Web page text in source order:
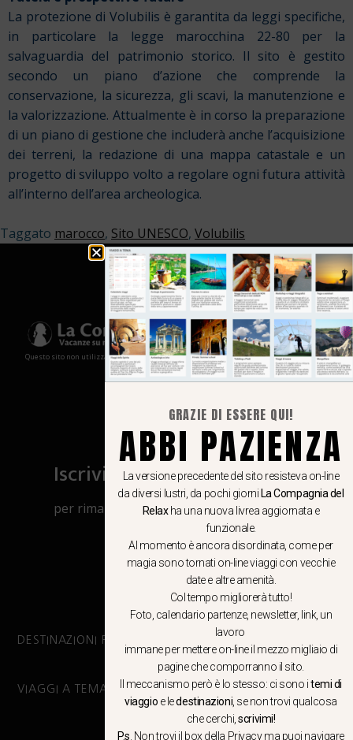
La protezione di Volubilis è garantita da leggi specifiche,
in particolare la legge marocchina 22-80 per la
salvaguardia del patrimonio storico. Il sito è gestito
secondo un piano d’azione che comprende la
conservazione, la sicurezza, gli scavi, la manutenzione e
la valorizzazione. Attualmente è in corso la preparazione
di un piano di gestione che includerà anche l’acquisizione
dei terreni, la redazione di una mappa catastale e un
progetto di sviluppo volto a regolare ogni futura attività
all’interno dell’area archeologica.
Taggato marocco, Sito UNESCO, Volubilis
Questo sito non utilizza cookies e non memorizza in alcun modo le tue informazioni
Iscriviti al canale Whatsapp
per rimanere aggiornato su viaggi, eventi
CLICCA QUI
DESTINAZIONI PRINCIPALI
VIAGGI A TEMA
GRAZIE DI ESSERE QUI!
ABBI PAZIENZA
La versione precedente del sito resisteva on-line
da diversi lustri, da pochi giorni La Compagnia del
Relaxha una nuova livrea aggiornata e
funzionale.
Al momento è ancora disordinata, come per
magia sono tornati on-line viaggi con vecchie
date e altre amenità.
Col tempo migliorerà tutto!
Foto, calendario partenze, newsletter, link, un
lavoro
immane per mettere on-line il mezzo migliaio di
pagine che comporranno il sito.
Il meccanismo però è lo stesso: ci sono itemi di
viaggio e ledestinazioni , se non trovi qualcosa
che cerchi,scrivimi!
P.s . Non trovi il box della Privacy ma puoi navigare